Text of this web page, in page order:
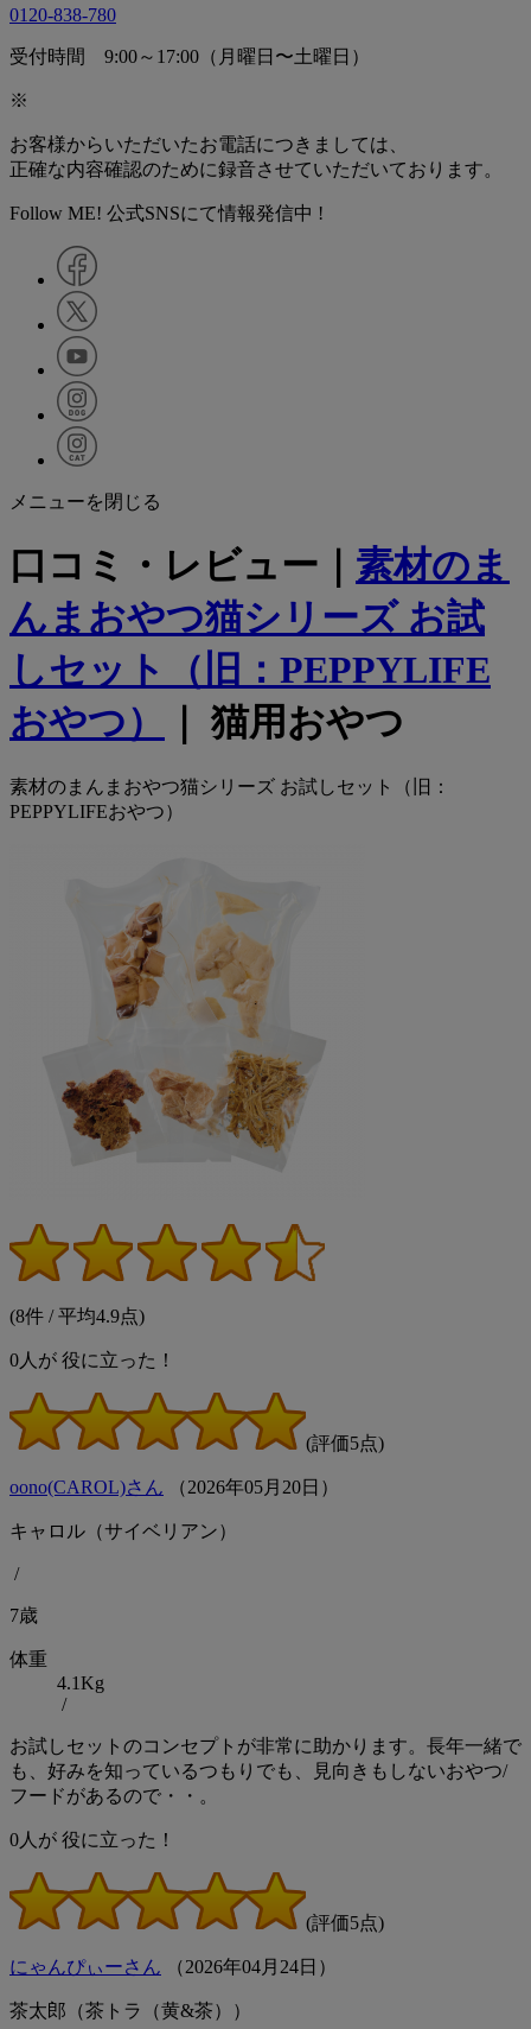
0120-838-780
受付時間 9:00～17:00（月曜日〜土曜日）
※
お客様からいただいたお電話につきましては、
正確な内容確認のために録音させていただいております。
Follow ME! 公式SNSにて情報発信中 !
メニューを閉じる
口コミ・レビュー｜ 素材のま
んまおやつ猫シリーズ お試
しセット（旧：PEPPYLIFE
おやつ）
｜ 猫用おやつ
素材のまんまおやつ猫シリーズ お試しセット（旧：
PEPPYLIFEおやつ）
(8件 / 平均4.9点)
0 人が 役に立った！
(評価5点)
oono(CAROL)さん （2026年05月 20日）
キャロル（サイベリアン）
/
7歳
体重
4.1Kg
/
お試しセットのコンセプトが非常に助かります。長年一緒で
も、好みを知っているつもりでも、見向きもしないおやつ/
フードがあるので・・。
0 人が 役に立った！
(評価5点)
にゃんぴぃーさん （2026年04月 24日）
茶太郎（茶トラ（黄&茶））